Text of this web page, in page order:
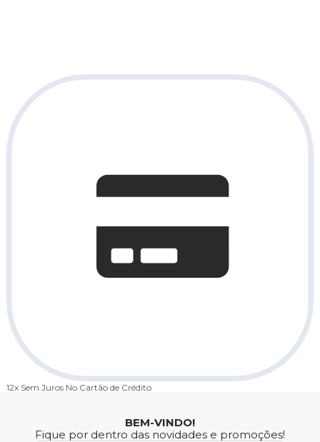
12x Sem Juros No Cartão de Crédito
BEM-VINDO!
Fique por dentro das novidades e promoções!